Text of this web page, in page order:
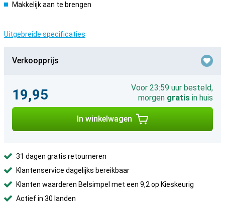
Makkelijk aan te brengen
Uitgebreide specificaties
Verkoopprijs
19,95
Voor 23:59 uur besteld,
morgen gratis in huis
In winkelwagen
31 dagen gratis retourneren
Klantenservice dagelijks bereikbaar
Klanten waarderen Belsimpel met een 9,2 op Kieskeurig
Actief in 30 landen